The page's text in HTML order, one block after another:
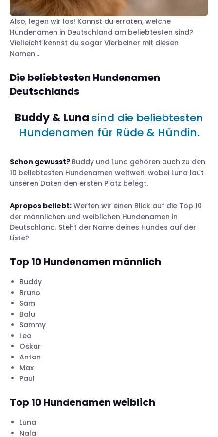
100 beliebte Hundenamen in Australien
100 beliebte Hundenamen in Belgien
100 beliebte Hundenamen in Brasilien
100 beliebte Hundenamen in Tschechien
100 beliebte Hundenamen in Dänemark
100 beliebte Hundenamen in Finnland
100 beliebte Hundenamen in Italien
100 beliebte Hundenamen in Mexiko
100 beliebte Hundenamen in den
100 beliebte Hundenamen in Polen
100 beliebte Hundenamen in Spanien
Also, legen wir los! Kannst du erraten, welche
Hundenamen in Deutschland am beliebtesten sind?
Vielleicht kennst du sogar Vierbeiner mit diesen
Namen…
Die beliebtesten Hundenamen
Deutschlands
Buddy & Luna sind die beliebtesten
Hundenamen für Rüde & Hündin.
Schon gewusst? Buddy und Luna gehören auch zu den
10 beliebtesten Hundenamen weltweit, wobei Luna laut
unseren Daten den ersten Platz belegt.
Apropos beliebt: Werfen wir einen Blick auf die Top 10
der männlichen und weiblichen Hundenamen in
Deutschland. Steht der Name deines Hundes auf der
Liste?
Top 10 Hundenamen männlich
Buddy
Bruno
Sam
Balu
Sammy
Leo
Oskar
Anton
Max
Paul
Top 10 Hundenamen weiblich
Luna
Nala